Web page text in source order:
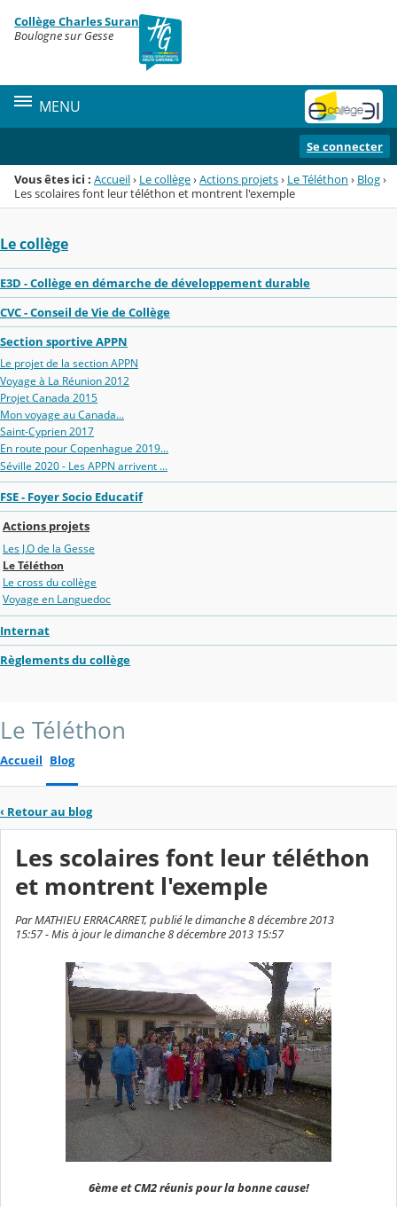
Menu de la rubrique
Contenu
Collège Charles Suran
Boulogne sur Gesse
MENU
Se connecter
Vous êtes ici : Accueil› Le collège›Actions projets› Le Téléthon › Blog›
Les scolaires font leur téléthon et montrent l'exemple
Le collège
E3D - Collège en démarche de développement durable
CVC - Conseil de Vie de Collège
Section sportive APPN
Le projet de la section APPN
Voyage à La Réunion 2012
Projet Canada 2015
Mon voyage au Canada...
Saint-Cyprien 2017
En route pour Copenhague 2019...
Séville 2020 - Les APPN arrivent ...
FSE - Foyer Socio Educatif
Actions projets
Les J.O de la Gesse
Le Téléthon
Le cross du collège
Voyage en Languedoc
Internat
Règlements du collège
Le Téléthon
Accueil Blog
‹ Retour au blog
Les scolaires font leur téléthon
et montrent l'exemple
Par MATHIEU ERRACARRET, publié le dimanche 8 décembre 2013
15:57 - Mis à jour le dimanche 8 décembre 2013 15:57
6ème et CM2 réunis pour la bonne cause!